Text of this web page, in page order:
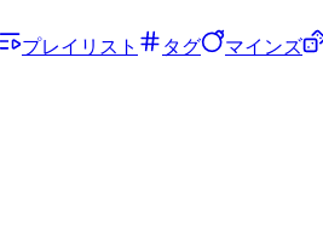
プレイリスト タグ マインズ